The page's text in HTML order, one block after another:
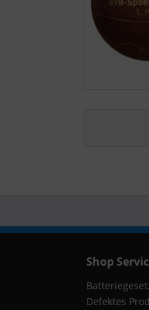
Shop
Defektes